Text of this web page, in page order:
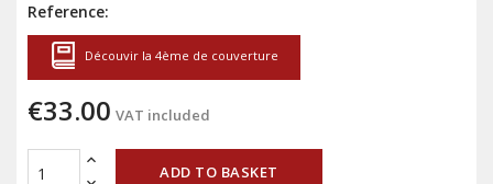
Reference:
Découvir la 4ème de couverture
€33.00 VAT included
ADD TO BASKET